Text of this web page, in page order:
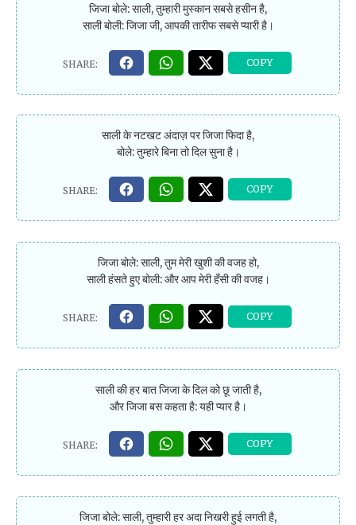
जिजा बोले: साली, तुम्हारी मुस्कान सबसे हसीन है,
साली बोली: जिजा जी, आपकी तारीफ सबसे प्यारी है।
साली के नटखट अंदाज़ पर जिजा फिदा है,
बोले: तुम्हारे बिना तो दिल सुना है।
जिजा बोले: साली, तुम मेरी खुशी की वजह हो,
साली हंसते हुए बोली: और आप मेरी हँसी की वजह।
साली की हर बात जिजा के दिल को छू जाती है,
और जिजा बस कहता है: यही प्यार है।
जिजा बोले: साली, तुम्हारी हर अदा निखरी हुई लगती है,